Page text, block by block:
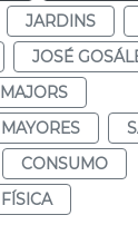
JARDINS
JOSÉ
CONSUMO